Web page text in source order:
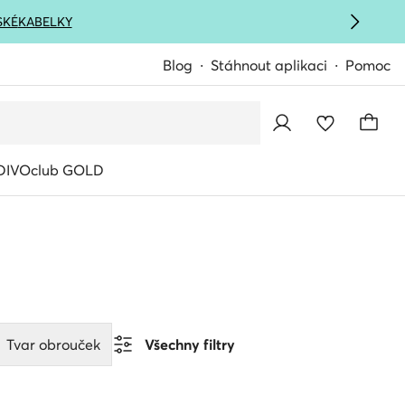
KABELKY
Blog Stáhnout aplikaci Pomoc
GOLD
Tvar obrouček Všechny filtry